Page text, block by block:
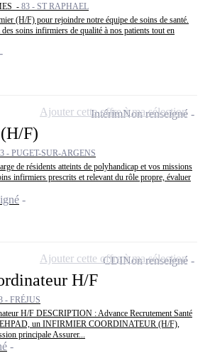
- 83 - ST RAPHAEL
(H/F) pour rejoindre notre équipe de soins de santé.
soins infirmiers de qualité à nos patients tout en
F)
- PUGET-SUR-ARGENS
de résidents atteints de polyhandicap et vos missions
infirmiers prescrits et relevant du rôle propre, évaluer
IntérimNon renseigné
Ajouter cette offre à ma sélection
H/F
- FRÉJUS
H/F DESCRIPTION : Advance Recrutement Santé
EHPAD, un INFIRMIER COORDINATEUR (H/F),
principale Assurer...
CDINon renseigné
Ajouter cette offre à ma sélection